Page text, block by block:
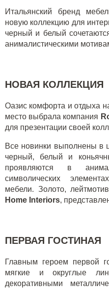
Итальянский бренд
новую коллекцию для
черный и белый
анималистическими
НОВАЯ КОЛЛЕКЦИЯ
Оазис комфорта и отдыха
место выбрала компания
для презентации своей
Все новинки выполнены в
черный, белый и
проявляются в
символических
мебели. Золото,
Home Interiors,
ПЕРВАЯ ГОСТИНАЯ
Главным героем первой
мягкие и округлые
декоративными